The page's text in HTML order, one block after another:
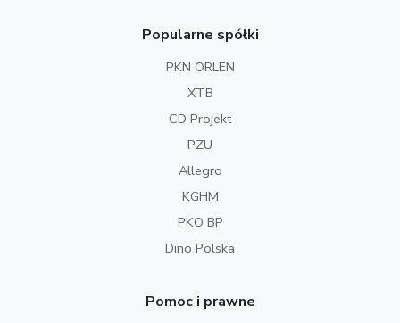
Popularne spółki
PKN ORLEN
XTB
CD Projekt
PZU
Allegro
KGHM
PKO BP
Dino Polska
Pomoc i prawne